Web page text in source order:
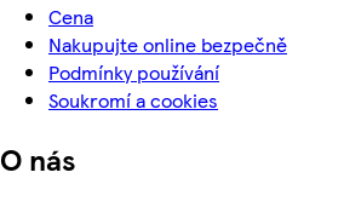
Cena
Nakupujte online bezpečně
Podmínky používání
Soukromí a cookies
O nás